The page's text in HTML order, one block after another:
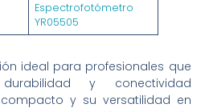
Espectrofotómetro
YR05505
ideal para profesionales que
y conectividad
y su versatilidad en